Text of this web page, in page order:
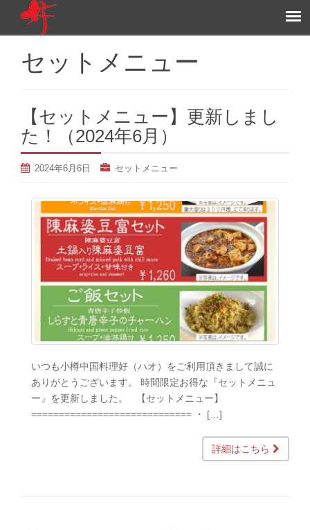
セットメニュー
【セットメニュー】更新しまし
た！（2024年6月）
2024年6月6日 セットメニュー
いつも小樽中国料理好（ハオ）をご利用頂きまして誠に
ありがとうございます。 時間限定お得な『セットメニュ
ー』を更新しました。 【セットメニュー】
============================= ・ […]
詳細はこちら